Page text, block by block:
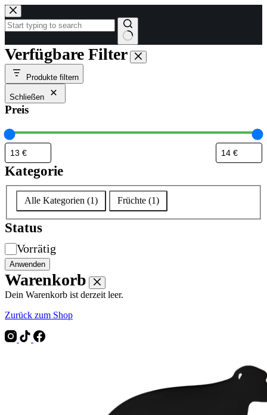
Zum
Inhalt
springen
Keine
Ergebnisse
Verfügbare Filter
Produkte filtern
Schließen
Preis
Kategorie
Kategorie
Alle Kategorien (1) Früchte (1)
Status
Verfügbarkeit
Vorrätig
Anwenden
Warenkorb
Dein Warenkorb ist derzeit leer.
Zurück zum Shop